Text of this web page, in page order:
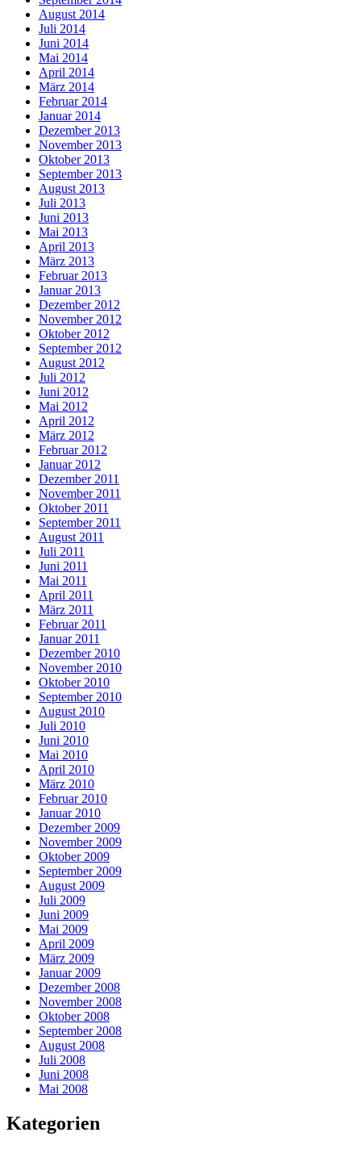
August 2014
Juli 2014
Juni 2014
Mai 2014
April 2014
März 2014
Februar 2014
Januar 2014
Dezember 2013
November 2013
Oktober 2013
September 2013
August 2013
Juli 2013
Juni 2013
Mai 2013
April 2013
März 2013
Februar 2013
Januar 2013
Dezember 2012
November 2012
Oktober 2012
September 2012
August 2012
Juli 2012
Juni 2012
Mai 2012
April 2012
März 2012
Februar 2012
Januar 2012
Dezember 2011
November 2011
Oktober 2011
September 2011
August 2011
Juli 2011
Juni 2011
Mai 2011
April 2011
März 2011
Februar 2011
Januar 2011
Dezember 2010
November 2010
Oktober 2010
September 2010
August 2010
Juli 2010
Juni 2010
Mai 2010
April 2010
März 2010
Februar 2010
Januar 2010
Dezember 2009
November 2009
Oktober 2009
September 2009
August 2009
Juli 2009
Juni 2009
Mai 2009
April 2009
März 2009
Januar 2009
Dezember 2008
November 2008
Oktober 2008
September 2008
August 2008
Juli 2008
Juni 2008
Mai 2008
Kategorien